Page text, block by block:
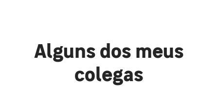
Alguns dos meus
colegas